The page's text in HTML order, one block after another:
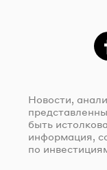
Новости,
быть
информация,
по